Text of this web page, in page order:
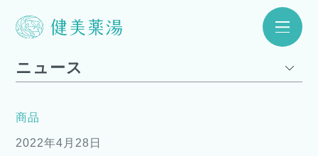
ニュース
商品
2022年4月28日